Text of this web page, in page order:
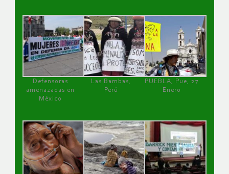
Defensoras
amenazadas en
México
Las Bambas,
Perú
PUEBLA, Pue, 27
Enero